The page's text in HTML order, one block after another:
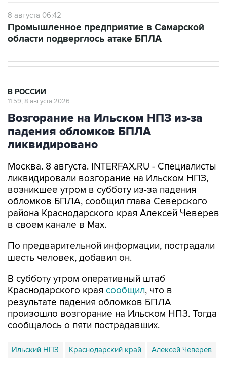
8 августа 06:42
Промышленное предприятие в Самарской
области подверглось атаке БПЛА
В РОССИИ
11:59, 8 августа 2026
Возгорание на Ильском НПЗ из-за
падения обломков БПЛА
ликвидировано
Москва. 8 августа. INTERFAX.RU - Специалисты
ликвидировали возгорание на Ильском НПЗ,
возникшее утром в субботу из-за падения
обломков БПЛА, сообщил глава Северского
района Краснодарского края Алексей Чеверев
в своем канале в Max.
По предварительной информации, пострадали
шесть человек, добавил он.
В субботу утром оперативный штаб
Краснодарского края сообщил, что в
результате падения обломков БПЛА
произошло возгорание на Ильском НПЗ. Тогда
сообщалось о пяти пострадавших.
Ильский НПЗ Краснодарский край Алексей Чеверев